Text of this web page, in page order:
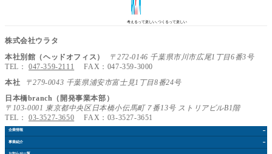
考えるって楽しい､つくるって楽しい
株式会社ウラタ
本社別館（ヘッドオフィス）
〒272-0146 千葉県市川市広尾1丁目6番3号
TEL： 047-359-2111 FAX：047-359-3000
本社
〒279-0043 千葉県浦安市富士見1丁目8番24号
日本橋branch（開発事業本部）
〒103-0001 東京都中央区日本橋小伝馬町７番13号 ストリアビルB1階
TEL： 03-3527-3650 FAX：03-3527-3651
企業情報
事業紹介